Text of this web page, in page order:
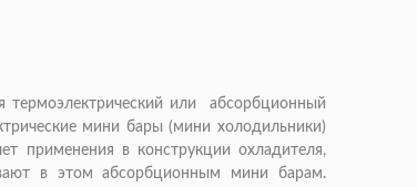
термоэлектрический или абсорбционный
мини бары (мини холодильники)
применения в конструкции охладителя,
в этом абсорбционным мини барам.